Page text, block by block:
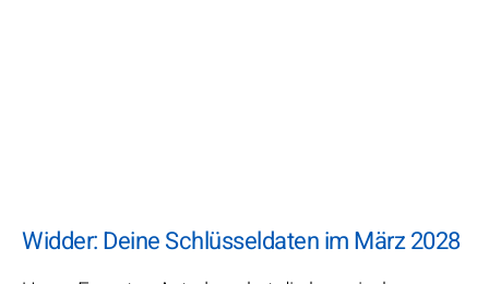
Widder: Deine Schlüsseldaten im März 2028